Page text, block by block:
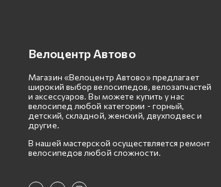
Велоцентр Автово
Магазин «Велоцентр Автово» предлагает
широкий выбор велосипедов, велозапчастей
и аксессуаров. Вы можете купить у нас
велосипед любой категории - горный,
детский, складной, женский, двухподвес и
другие.
В нашей мастерской осуществляется ремонт
велосипедов любой сложности.